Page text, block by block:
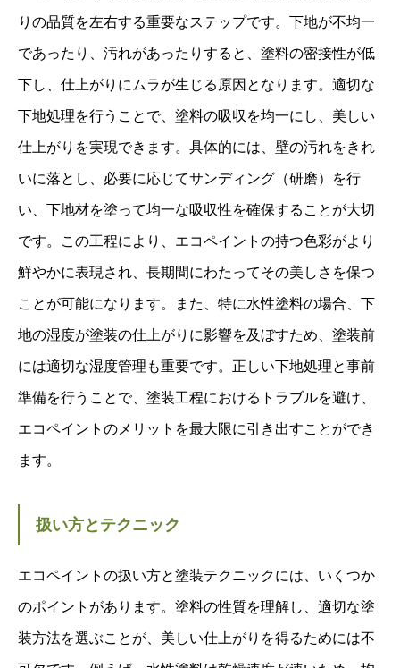
りの品質を左右する重要なステップです。下地が不均一
であったり、汚れがあったりすると、塗料の密接性が低
下し、仕上がりにムラが生じる原因となります。適切な
下地処理を行うことで、塗料の吸収を均一にし、美しい
仕上がりを実現できます。具体的には、壁の汚れをきれ
いに落とし、必要に応じてサンディング（研磨）を行
い、下地材を塗って均一な吸収性を確保することが大切
です。この工程により、エコペイントの持つ色彩がより
鮮やかに表現され、長期間にわたってその美しさを保つ
ことが可能になります。また、特に水性塗料の場合、下
地の湿度が塗装の仕上がりに影響を及ぼすため、塗装前
には適切な湿度管理も重要です。正しい下地処理と事前
準備を行うことで、塗装工程におけるトラブルを避け、
エコペイントのメリットを最大限に引き出すことができ
ます。
扱い方とテクニック
エコペイントの扱い方と塗装テクニックには、いくつか
のポイントがあります。塗料の性質を理解し、適切な塗
装方法を選ぶことが、美しい仕上がりを得るためには不